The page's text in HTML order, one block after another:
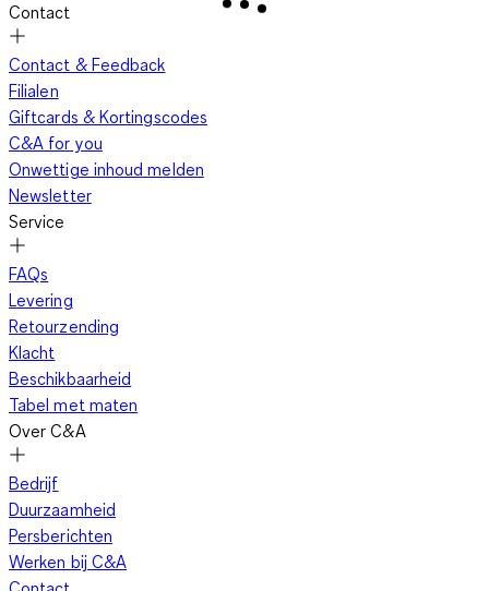
Contact
Contact & Feedback
Filialen
Giftcards & Kortingscodes
C&A for you
Onwettige inhoud melden
Newsletter
Service
FAQs
Levering
Retourzending
Klacht
Beschikbaarheid
Tabel met maten
Over C&A
Bedrijf
Duurzaamheid
Persberichten
Werken bij C&A